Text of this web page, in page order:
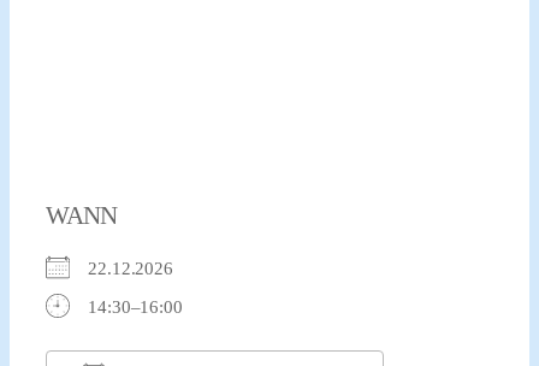
WANN
22.12.2026
14:30–16:00